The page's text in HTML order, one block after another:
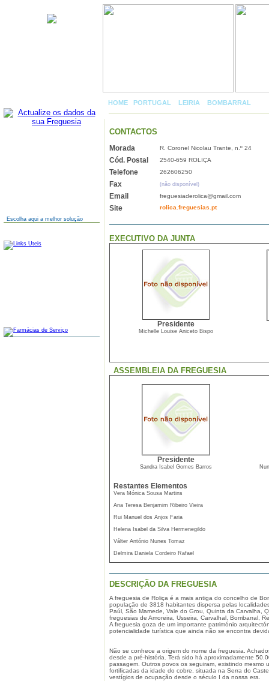
Escolha aqui a melhor solução
HOME PORTUGAL LEIRIA BOMBARRAL
CONTACTOS
Morada R. Coronel Nicolau Trante, n.º 24
Cód. Postal 2540-659 ROLIÇA
Telefone 262606250
Fax (não disponível)
Email freguesiaderolica@gmail.com
Site rolica.freguesias.pt
EXECUTIVO DA JUNTA
Presidente
Michelle Louise Aniceto Bispo
ASSEMBLEIA DA FREGUESIA
Presidente
Sandra Isabel Gomes Barros
Restantes Elementos
Vera Mónica Sousa Martins
Ana Teresa Benjamim Ribeiro Vieira
Rui Manuel dos Anjos Faria
Helena Isabel da Silva Hermenegildo
Válter António Nunes Tomaz
Delmira Daniela Cordeiro Rafael
DESCRIÇÃO DA FREGUESIA
A freguesia de Roliça é a mais antiga do concelho de
população de 3818 habitantes dispersa pelas
Paúl, São Mamede, Vale do Grou, Quinta da Carvalha,
freguesias de Amoreira, Usseira, Carvalhal, Bombarral,
A freguesia goza de um importante património
potencialidade turística que ainda não se encontra
Não se conhece a origem do nome da freguesia.
desde a pré-história. Terá sido há aproximadamente
passagem. Outros povos os seguiram, existindo
fortificadas da idade do cobre, situada na Serra do
vestígios de ocupação desde o século I da nossa era.